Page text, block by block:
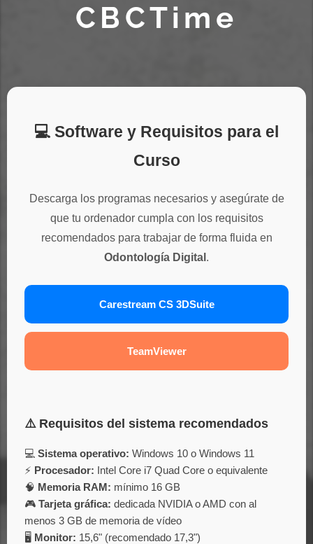
CBCTime
💻 Software y Requisitos para el
Curso
Descarga los programas necesarios y asegúrate de
que tu ordenador cumpla con los requisitos
recomendados para trabajar de forma fluida en
Odontología Digital .
Carestream CS 3DSuite
TeamViewer
⚠️ Requisitos del sistema recomendados
💻 Sistema operativo: Windows 10 o Windows 11
⚡ Procesador: Intel Core i7 Quad Core o equivalente
🧠 Memoria RAM: mínimo 16 GB
🎮 Tarjeta gráfica: dedicada NVIDIA o AMD con al
menos 3 GB de memoria de vídeo
🖥️ Monitor: 15,6" (recomendado 17,3")